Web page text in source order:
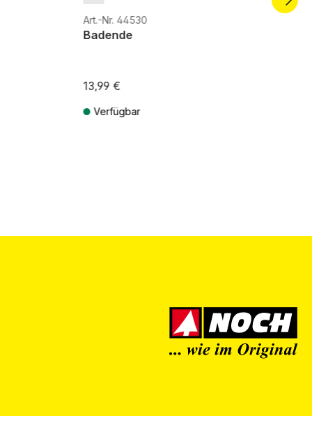
Art.-Nr. 44530
Badende
13,99 €
Verfügbar